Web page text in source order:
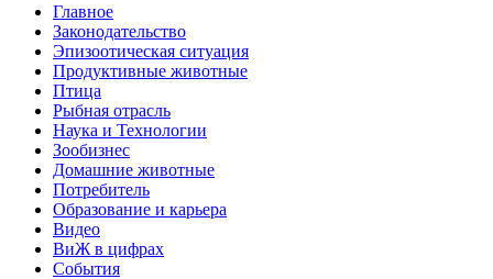
Главное
Законодательство
Эпизоотическая ситуация
Продуктивные животные
Птица
Рыбная отрасль
Наука и Технологии
Зообизнес
Домашние животные
Потребитель
Образование и карьера
Видео
ВиЖ в цифрах
События